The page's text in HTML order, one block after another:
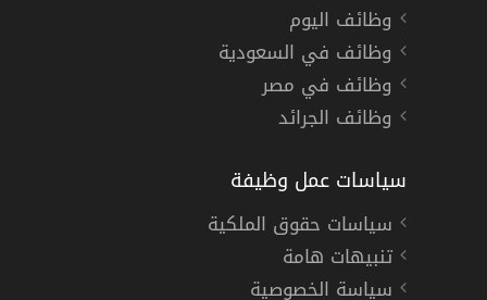
وظائف اليوم
وظائف في السعودية
وظائف في مصر
وظائف الجرائد
سياسات عمل وظيفة
سياسات حقوق الملكية
تنبيهات هامة
سياسة الخصوصية